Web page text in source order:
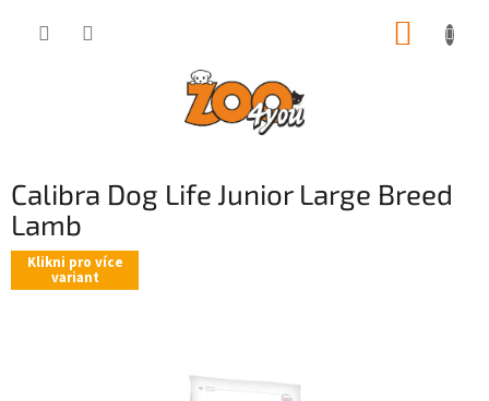
Calibra Dog Life Junior Large Breed
Lamb
Klikni pro více
variant